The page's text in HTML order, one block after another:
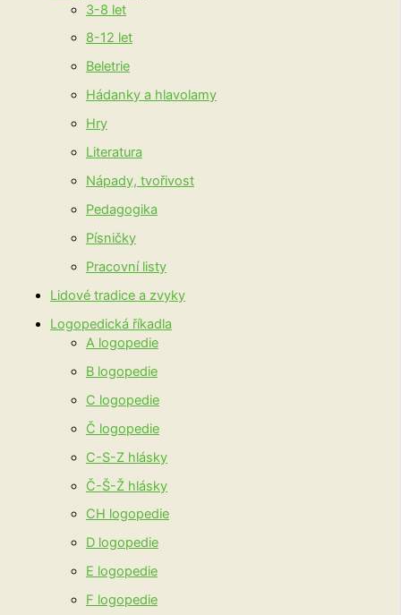
3-8 let
8-12 let
Beletrie
Hádanky a hlavolamy
Hry
Literatura
Nápady, tvořivost
Pedagogika
Písničky
Pracovní listy
Lidové tradice a zvyky
Logopedická říkadla
A logopedie
B logopedie
C logopedie
Č logopedie
C-S-Z hlásky
Č-Š-Ž hlásky
CH logopedie
D logopedie
E logopedie
F logopedie